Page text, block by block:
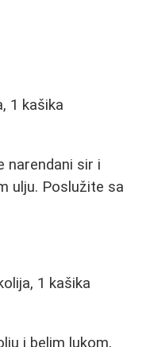
1 kašika
narendani sir i
ulju. Poslužite sa
1 kašika
i belim lukom,